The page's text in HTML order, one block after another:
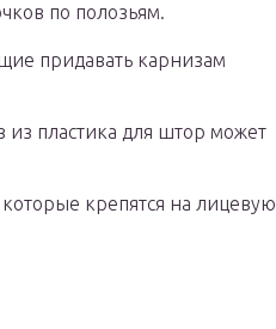
по полозьям.
придавать карнизам
пластика для штор может
крепятся на лицевую